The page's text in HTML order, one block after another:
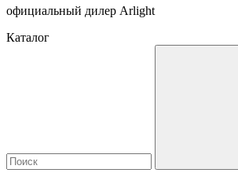
официальный дилер Arlight
Каталог